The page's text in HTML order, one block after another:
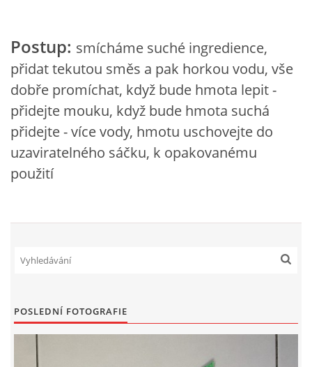
NOVINKY ZE ŠKOLSTVÍ 2025
ROČNÍ PLÁN - INSPIRACE /DLE NOVÉHO RVP PV 2025
VZDĚLÁVACÍ BLOK ZÁŘÍ
VZDĚLÁVACÍ BLOK ŘÍJEN
VZDĚLÁVACÍ BLOK PROSINEC
VZDĚLÁVACÍ BLOK ÚNOR
Postup: smícháme suché ingredience,
přidat tekutou směs a pak horkou vodu, vše
dobře promíchat, když bude hmota lepit -
přidejte mouku, když bude hmota suchá
přidejte - více vody, hmotu uschovejte do
uzaviratelného sáčku, k opakovanému
použití
POSLEDNÍ FOTOGRAFIE